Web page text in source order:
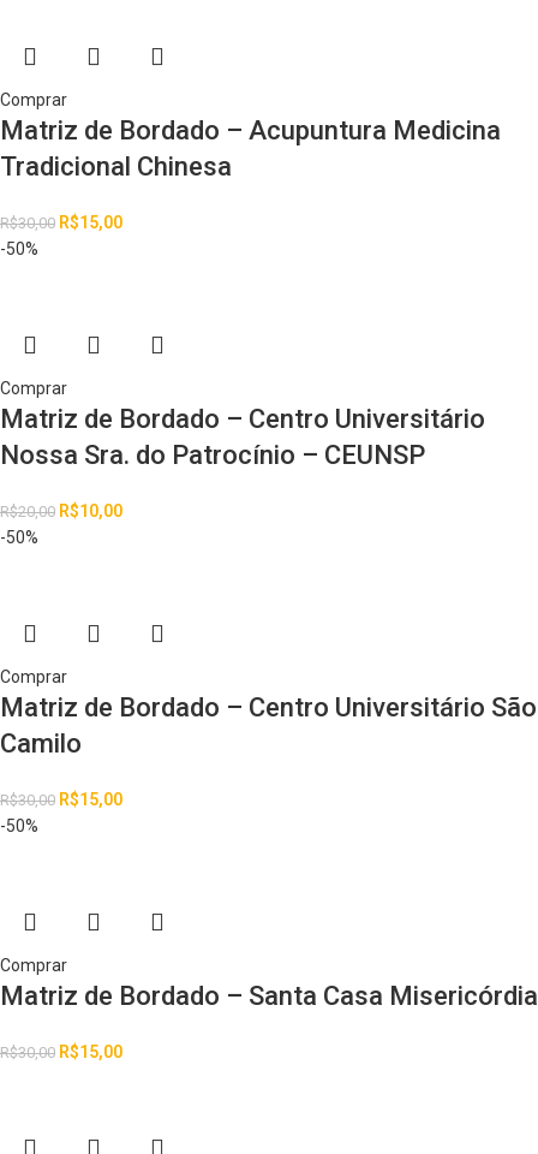
Comprar
Matriz de Bordado – Acupuntura Medicina
Tradicional Chinesa
R$30,00 R$15,00
-50%
Comprar
Matriz de Bordado – Centro Universitário
Nossa Sra. do Patrocínio – CEUNSP
R$20,00 R$10,00
-50%
Comprar
Matriz de Bordado – Centro Universitário São
Camilo
R$30,00 R$15,00
-50%
Comprar
Matriz de Bordado – Santa Casa Misericórdia
R$30,00 R$15,00